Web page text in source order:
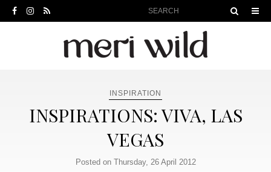
INSPIRATION
INSPIRATIONS: VIVA, LAS
VEGAS
Posted on Thursday, 26 April 2012